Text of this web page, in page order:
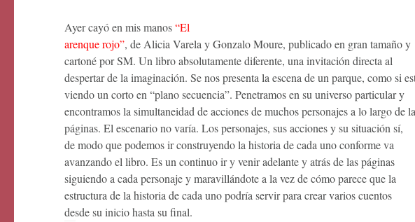
Ayer cayó en mis manos“El
arenque rojo”, de Alicia Varela y Gonzalo Moure, publicado en gran tamaño y
cartoné por SM. Un libro absolutamente diferente, una invitación directa al
despertar de la imaginación. Se nos presenta la escena de un parque, como si
viendo un corto en “plano secuencia”. Penetramos en su universo particular y
encontramos la simultaneidad de acciones de muchos personajes a lo largo de
páginas. El escenario no varía. Los personajes, sus acciones y su situación sí,
de modo que podemos ir construyendo la historia de cada uno conforme va
avanzando el libro. Es un continuo ir y venir adelante y atrás de las páginas
siguiendo a cada personaje y maravillándote a la vez de cómo parece que la
estructura de la historia de cada uno podría servir para crear varios cuentos
desde su inicio hasta su final.